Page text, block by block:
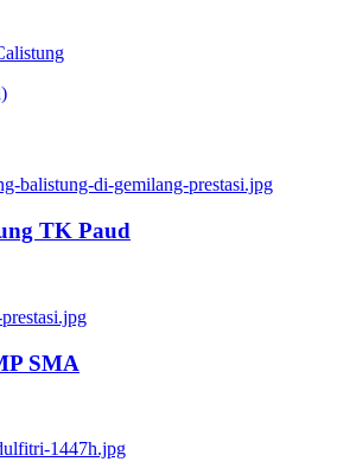
TK Paud
SMA